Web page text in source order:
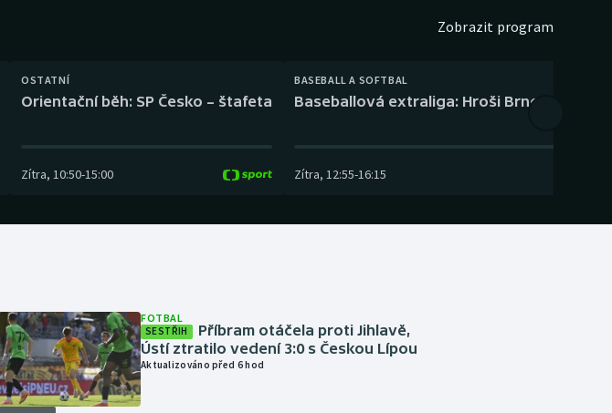
Vodní slalom
Ostatní
Zobrazit program
OSTATNÍ
Orientační běh: SP Česko – štafeta
Zítra, 10:50-15:00
BASEBALL A SOFTBAL
Baseballová extraliga: Hroši Brno – Eagles
Zítra, 12:55-16:15
FOTBAL
SESTŘIH
Příbram otáčela proti Jihlavě,
Ústí ztratilo vedení 3:0 s Českou Lípou
Aktualizováno před 6 hod